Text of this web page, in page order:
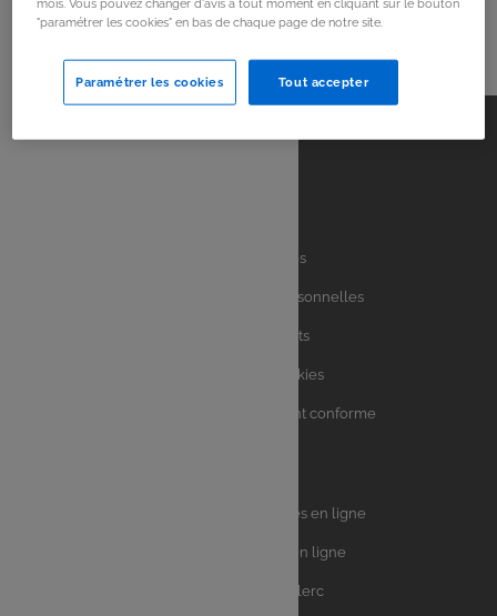
Mentions légales
Charte des données personnelles
Charte avis clients
Charte sur les Cookies
Accessibilité : partiellement conforme
E.Leclerc DRIVE - Courses en ligne
E.Leclerc TRAITEUR en ligne
Ma Cave par E.Leclerc
mois. Vous pouvez changer d'avis à tout moment en cliquant sur le bouton
"paramétrer les cookies" en bas de chaque page de notre site.
Tout accepter
Paramétrer les cookies